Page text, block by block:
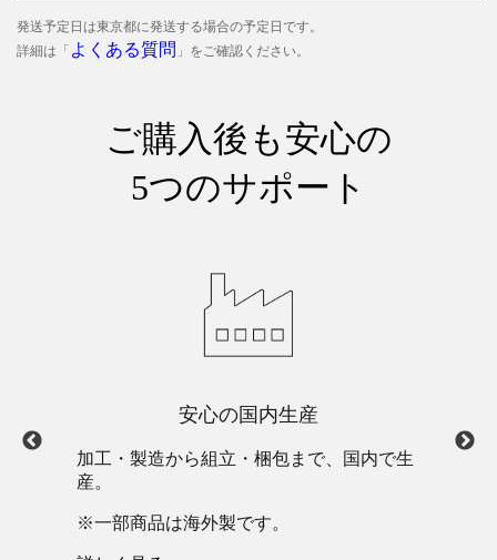
発送予定日は東京都に発送する場合の予定日です。
詳細は「 よくある質問 」をご確認ください。